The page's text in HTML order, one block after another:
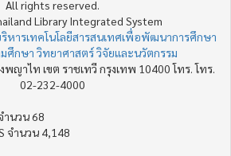
All rights reserved.
Library Integrated System
หารเทคโนโลยีสารสนเทศเพื่อพัฒนาการศึกษา
ศึกษา วิทยาศาสตร์ วิจัยและนวัตกรรม
ญาไท เขต ราชเทวี กรุงเทพ 10400 โทร. โทร.
02-232-4000
ำนวน 68
จำนวน 4,148